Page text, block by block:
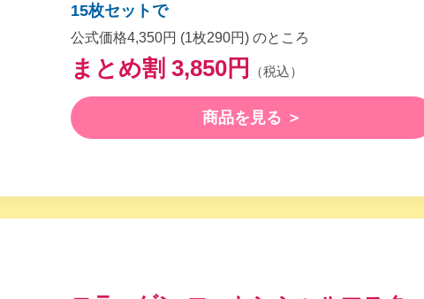
15枚セットで
公式価格4,350円 (1枚290円) のところ
まとめ割 3,850円 （税込）
商品を見る ＞